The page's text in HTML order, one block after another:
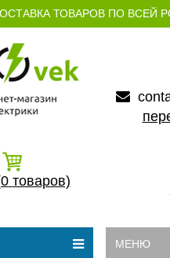
ТОВАРОВ ПО ВСЕЙ
товаров)
МЕНЮ